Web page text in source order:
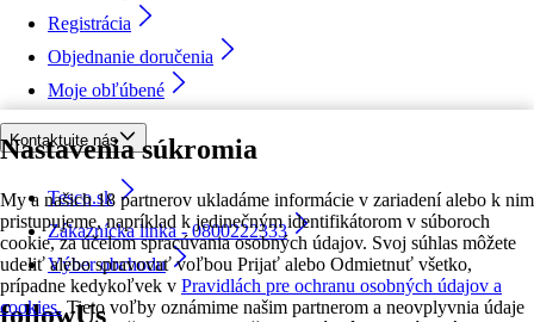
Nastavenia súkromia
My a našich 18 partnerov ukladáme informácie v zariadení alebo k nim
pristupujeme, napríklad k jedinečným identifikátorom v súboroch
cookie, za účelom spracúvania osobných údajov. Svoj súhlas môžete
udeliť alebo spravovať voľbou Prijať alebo Odmietnuť všetko,
prípadne kedykoľvek v Pravidlách pre ochranu osobných údajov a
cookies. Tieto voľby oznámime našim partnerom a neovplyvnia údaje
Registrácia
Objednanie doručenia
Moje obľúbené
Kontaktujte nás
Tesco.sk
Zákaznícka linka - 0800222333
Výber obchodu
followUs